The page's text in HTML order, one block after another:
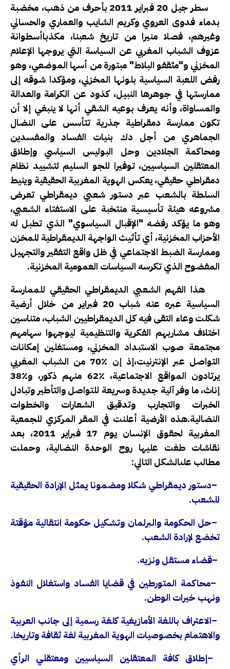
سطر جيل 20 فبراير 2011 بأحرف من ذهب، مخضبة
بدماء فدوى العروي وكريم الشايب والعماري والحساني
وغيرهم، فصلا منيرا من تاريخ شعبنا، مكذباأسطوانة
عزوف الشباب المغربي عن السياسة التي يروجها الإعلام
المخزني و"مثقفو البلاط" مبتورة من أسها الموضعي، وهو
رفض اللعبة السياسية بلونها المخزني، ومؤكدا شوقه إلى
ممارستها في جوهرها النبيل، كذود عن الكرامة والعدالة
والمساواة، وأنه يعرف بوعيه الشقي أنها لا ينبغي إلا أن
تكون ممارسة دمقراطية جذرية تتأسس على النضال
الجماهري من أجل دك بنيات الفساد والمفسدين
ومحاكمة الجلادين وحل البوليس السياسي وإطلاق
المعتقلين السياسيين، توفيرا للجو السليم لتشييد نظام
دمقراطي حقيقي، يعكس الهوية المغربية الحقيقية وينيط
السلطة بالشعب عبر دستور شعبي ديمقراطي تعرض
مشروعه هيئة تأسيسية منتخبة على الاستفتاء الشعبي،
وهو ما يؤكد رفضه "الإقبال السياسوي" الذي تطبل له
الأحزاب المخزنية، أي تأثيث الواجهة الديمقراطية للمخزن
وممارسة الضبط الاجتماعي في ظل واقع التفقير والتجهيل
المفضوح الذي تكرسه السياسات العمومية المخزنية.
هذا الفهم الشعبي الديمقراطي الحقيقي للممارسة
السياسية عبره عنه شباب 20 فبراير من خلال أرضية
شكلت وعاء التقى فيه كل الديمقراطيين الشباب، متناسين
اختلاف مشاربهم الفكرية والتنظيمية ليوجهوا سهامهم
مجتمعة صوب الاستبداد المخزني، ومستغلين إمكانات
التواصل عبر الإنترنيت،إذ إن ٪70 من الشباب المغربي
يرتادون المواقع الاجتماعية، ٪62 منهم ذكور، و٪38
إناث، ما وفر آلية جديدة وسريعة للتواصل والتأطير وتبادل
الخبرات والتجارب وتدقيق الشعارات والخطوات
النضالية.هذه الأرضية أعلنت في المقر المركزي للجمعية
المغربية لحقوق الإنسان يوم 17 فبراير 2011، بعد
نقاشات طغت عليها روح الوحدة النضالية، وحملت
مطالب علىالشكل التالي:
–دستور ديمقراطي شكلا ومضمونا يمثل الإرادة الحقيقية
للشعب.
–حل الحكومة والبرلمان وتشكيل حكومة انتقالية مؤقتة
تخضع لإرادة الشعب.
–قضاء مستقل ونزيه.
–محاكمة المتورطين في قضايا الفساد واستغلال النفوذ
ونهب خيرات الوطن.
–الاعتراف باللغة الأمازيغية كلغة رسمية إلى جانب العربية
والاهتمام بخصوصيات الهوية المغربية لغة ثقافة وتاريخا.
–إطلاق كافة المعتقلين السياسيين ومعتقلي الرأي